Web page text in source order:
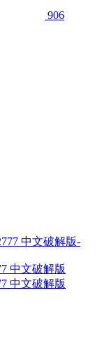
906
中文破解版
中文破解版